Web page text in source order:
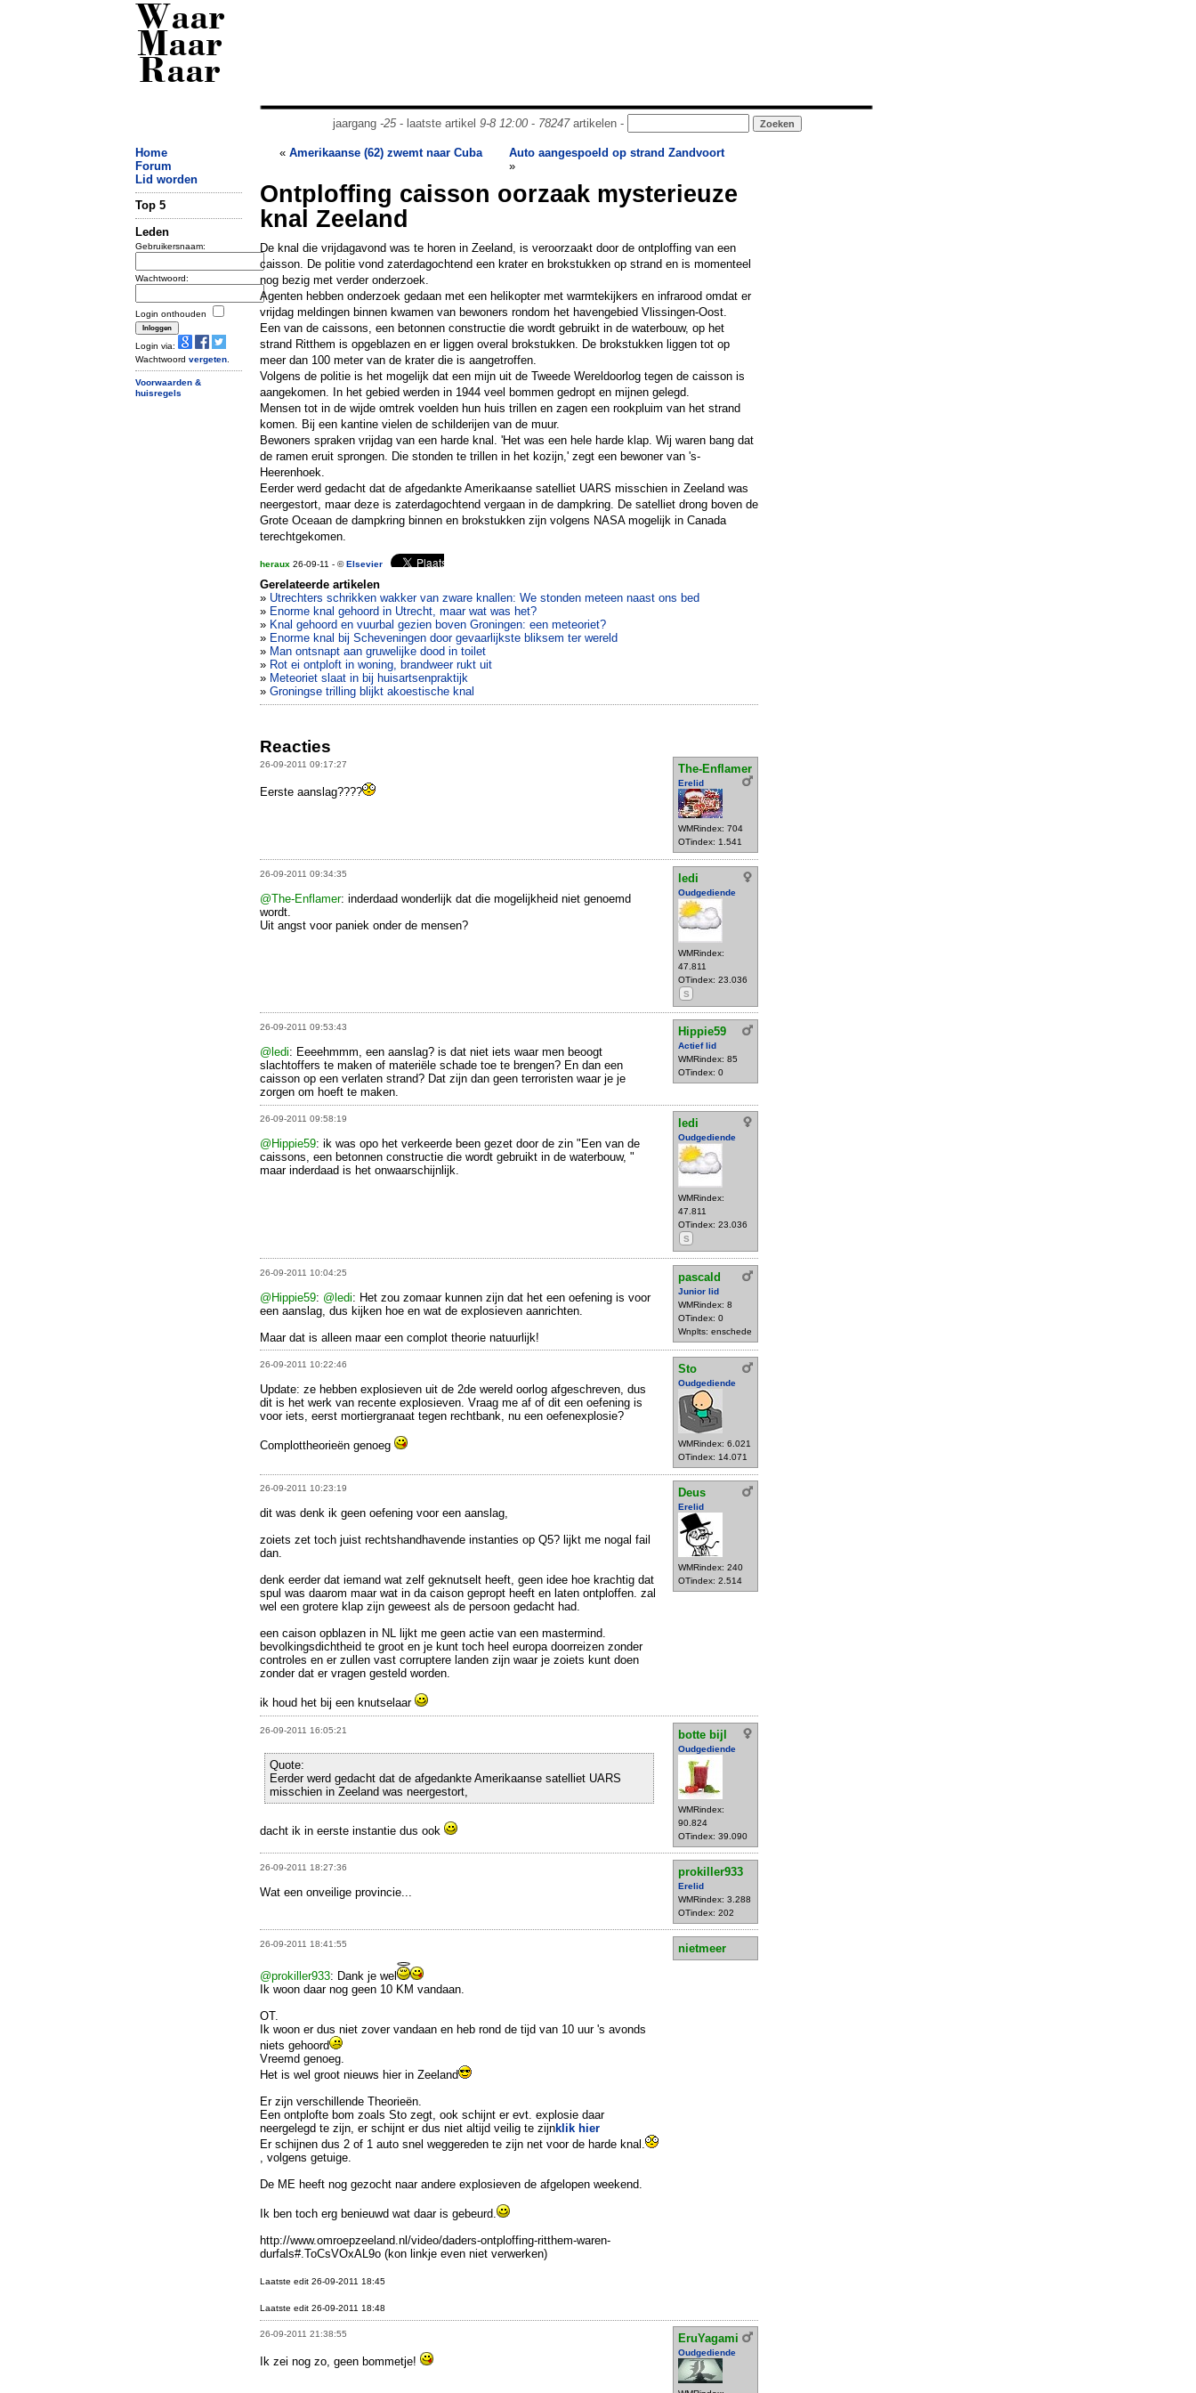
Waar
Maar
Raar
jaargang -25- laatste artikel 9-8 12:00- 78247artikelen -
Home
Forum
Lid worden
Top 5
Leden
Gebruikersnaam:
Wachtwoord:
Login onthouden
Login via:
Wachtwoord vergeten
Voorwaarden &
huisregels
« Amerikaanse (62) zwemt naar Cuba
Auto aangespoeld op strand Zandvoort
»
Ontploffing caisson oorzaak mysterieuze
knal Zeeland
De knal die vrijdagavond was te horen in Zeeland, is veroorzaakt door de ontploffing van een
caisson. De politie vond zaterdagochtend een krater en brokstukken op strand en is momenteel
nog bezig met verder onderzoek.
Agenten hebben onderzoek gedaan met een helikopter met warmtekijkers en infrarood omdat er
vrijdag meldingen binnen kwamen van bewoners rondom het havengebied Vlissingen-Oost.
Een van de caissons, een betonnen constructie die wordt gebruikt in de waterbouw, op het
strand Ritthem is opgeblazen en er liggen overal brokstukken. De brokstukken liggen tot op
meer dan 100 meter van de krater die is aangetroffen.
Volgens de politie is het mogelijk dat een mijn uit de Tweede Wereldoorlog tegen de caisson is
aangekomen. In het gebied werden in 1944 veel bommen gedropt en mijnen gelegd.
Mensen tot in de wijde omtrek voelden hun huis trillen en zagen een rookpluim van het strand
komen. Bij een kantine vielen de schilderijen van de muur.
Bewoners spraken vrijdag van een harde knal. 'Het was een hele harde klap. Wij waren bang dat
de ramen eruit sprongen. Die stonden te trillen in het kozijn,' zegt een bewoner van 's-
Heerenhoek.
Eerder werd gedacht dat de afgedankte Amerikaanse satelliet UARS misschien in Zeeland was
neergestort, maar deze is zaterdagochtend vergaan in de dampkring. De satelliet drong boven de
Grote Oceaan de dampkring binnen en brokstukken zijn volgens NASA mogelijk in Canada
terechtgekomen.
heraux 26-09-11 - ©Elsevier
Gerelateerde artikelen
» Utrechters schrikken wakker van zware knallen: We stonden meteen naast ons bed
» Enorme knal gehoord in Utrecht, maar wat was het?
» Knal gehoord en vuurbal gezien boven Groningen: een meteoriet?
» Enorme knal bij Scheveningen door gevaarlijkste bliksem ter wereld
» Man ontsnapt aan gruwelijke dood in toilet
» Rot ei ontploft in woning, brandweer rukt uit
» Meteoriet slaat in bij huisartsenpraktijk
» Groningse trilling blijkt akoestische knal
Reacties
26-09-2011 09:17:27 The-Enflamer
Erelid
WMRindex: 704
OTindex: 1.541
Eerste aanslag????
26-09-2011 09:34:35 ledi
Oudgediende
WMRindex:
47.811
OTindex: 23.036
S
@The-Enflamer: inderdaad wonderlijk dat die mogelijkheid niet genoemd
wordt.
Uit angst voor paniek onder de mensen?
26-09-2011 09:53:43 Hippie59
Actief lid
WMRindex: 85
OTindex: 0
@ledi: Eeeehmmm, een aanslag? is dat niet iets waar men beoogt
slachtoffers te maken of materiële schade toe te brengen? En dan een
caisson op een verlaten strand? Dat zijn dan geen terroristen waar je je
zorgen om hoeft te maken.
26-09-2011 09:58:19 ledi
Oudgediende
WMRindex:
47.811
OTindex: 23.036
S
@Hippie59: ik was opo het verkeerde been gezet door de zin "Een van de
caissons, een betonnen constructie die wordt gebruikt in de waterbouw, "
maar inderdaad is het onwaarschijnlijk.
26-09-2011 10:04:25 pascald
Junior lid
WMRindex: 8
OTindex: 0
Wnplts: enschede
@Hippie59: @ledi: Het zou zomaar kunnen zijn dat het een oefening is voor
een aanslag, dus kijken hoe en wat de explosieven aanrichten.
Maar dat is alleen maar een complot theorie natuurlijk!
26-09-2011 10:22:46 Sto
Oudgediende
WMRindex: 6.021
OTindex: 14.071
Update: ze hebben explosieven uit de 2de wereld oorlog afgeschreven, dus
dit is het werk van recente explosieven. Vraag me af of dit een oefening is
voor iets, eerst mortiergranaat tegen rechtbank, nu een oefenexplosie?
Complottheorieën genoeg
26-09-2011 10:23:19 Deus
Erelid
WMRindex: 240
OTindex: 2.514
dit was denk ik geen oefening voor een aanslag,
zoiets zet toch juist rechtshandhavende instanties op Q5? lijkt me nogal fail
dan.
denk eerder dat iemand wat zelf geknutselt heeft, geen idee hoe krachtig dat
spul was daarom maar wat in da caison gepropt heeft en laten ontploffen. zal
wel een grotere klap zijn geweest als de persoon gedacht had.
een caison opblazen in NL lijkt me geen actie van een mastermind.
bevolkingsdichtheid te groot en je kunt toch heel europa doorreizen zonder
controles en er zullen vast corruptere landen zijn waar je zoiets kunt doen
zonder dat er vragen gesteld worden.
ik houd het bij een knutselaar
26-09-2011 16:05:21 botte bijl
Oudgediende
WMRindex:
90.824
OTindex: 39.090
Quote:
Eerder werd gedacht dat de afgedankte Amerikaanse satelliet UARS
misschien in Zeeland was neergestort,
dacht ik in eerste instantie dus ook
26-09-2011 18:27:36 prokiller933
Erelid
WMRindex: 3.288
OTindex: 202
Wat een onveilige provincie...
26-09-2011 18:41:55 nietmeer
@prokiller933: Dank je wel
Ik woon daar nog geen 10 KM vandaan.
OT.
Ik woon er dus niet zover vandaan en heb rond de tijd van 10 uur 's avonds
niets gehoord
Vreemd genoeg.
Het is wel groot nieuws hier in Zeeland
Er zijn verschillende Theorieën.
Een ontplofte bom zoals Sto zegt, ook schijnt er evt. explosie daar
neergelegd te zijn, er schijnt er dus niet altijd veilig te zijnklik hier
Er schijnen dus 2 of 1 auto snel weggereden te zijn net voor de harde knal.
, volgens getuige.
De ME heeft nog gezocht naar andere explosieven de afgelopen weekend.
Ik ben toch erg benieuwd wat daar is gebeurd.
http://www.omroepzeeland.nl/video/daders-ontploffing-ritthem-waren-
durfals#.ToCsVOxAL9o (kon linkje even niet verwerken)
Laatste edit 26-09-2011 18:45
Laatste edit 26-09-2011 18:48
26-09-2011 21:38:55 EruYagami
Oudgediende
Ik zei nog zo, geen bommetje!